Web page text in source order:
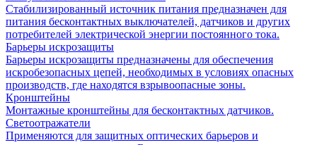
Стабилизированный источник питания предназначен для
питания бесконтактных выключателей, датчиков и других
потребителей электрической энергии постоянного тока.
Барьеры искрозащиты
Барьеры искрозащиты предназначены для обеспечения
искробезопасных цепей, необходимых в условиях опасных
производств, где находятся взрывоопасные зоны.
Кронштейны
Монтажные кронштейны для бесконтактных датчиков.
Светоотражатели
Применяются для защитных оптических барьеров и